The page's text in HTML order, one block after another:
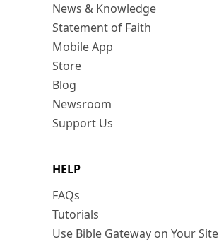
News & Knowledge
Statement of Faith
Mobile App
Store
Blog
Newsroom
Support Us
HELP
FAQs
Tutorials
Use Bible Gateway on Your Site